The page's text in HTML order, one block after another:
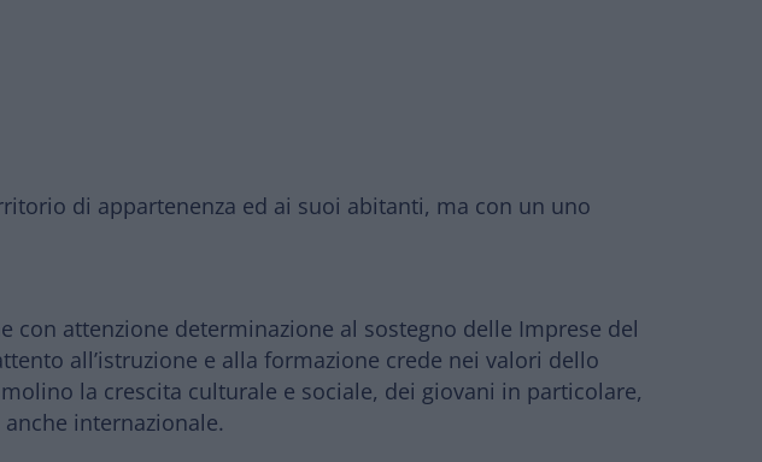
di appartenenza ed ai suoi abitanti, ma con un uno
con attenzione determinazione al sostegno delle Imprese del
all’istruzione e alla formazione crede nei valori dello
la crescita culturale e sociale, dei giovani in particolare,
internazionale.